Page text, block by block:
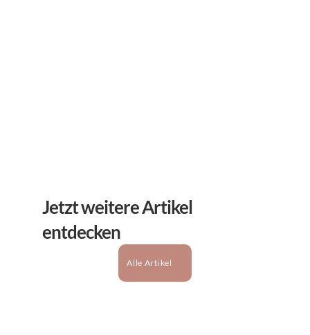
Jetzt weitere Artikel
entdecken
Alle Artikel